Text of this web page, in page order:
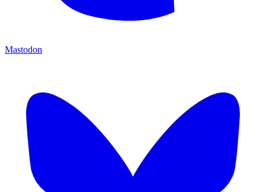
Mastodon